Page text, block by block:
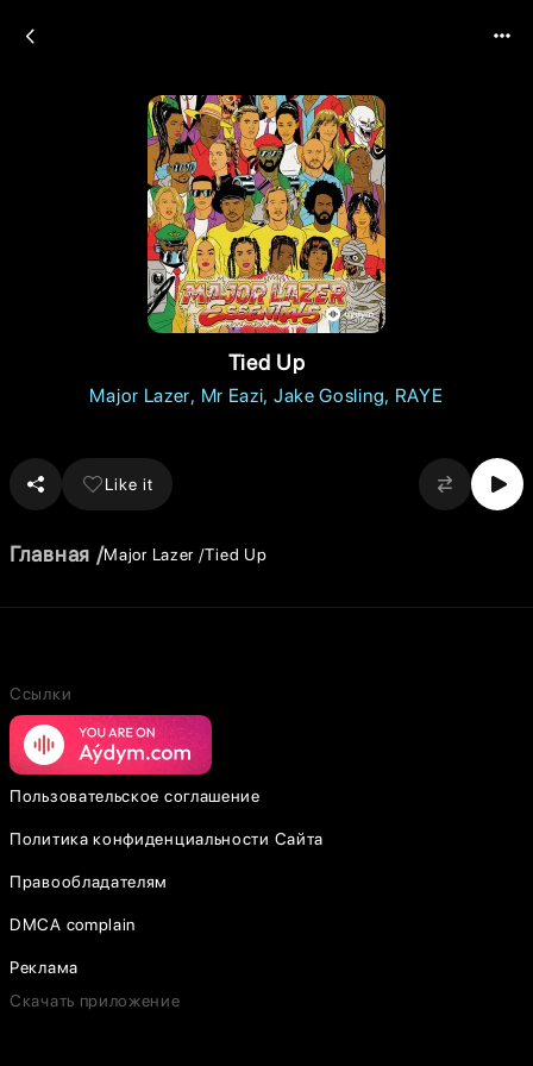
Tied Up
Major Lazer Mr Eazi Jake Gosling RAYE
Like it
Главная Major Lazer Tied Up
Ссылки
Пользовательское соглашение
Политика конфиденциальности Сайта
Правообладателям
DMCA complain
Реклама
Скачать приложение